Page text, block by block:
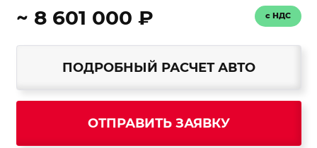
~ 8 601 000 ₽ с НДС
ПОДРОБНЫЙ РАСЧЕТ АВТО
ОТПРАВИТЬ ЗАЯВКУ